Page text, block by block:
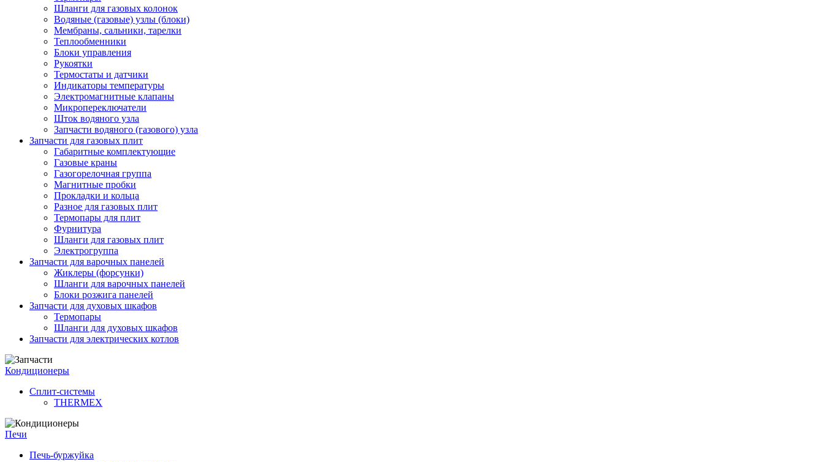
Шланги для газовых колонок
Водяные (газовые) узлы (блоки)
Мембраны, сальники, тарелки
Теплообменники
Блоки управления
Рукоятки
Термостаты и датчики
Индикаторы температуры
Электромагнитные клапаны
Микропереключатели
Шток водяного узла
Запчасти водяного (газового) узла
Запчасти для газовых плит
Габаритные комплектующие
Газовые краны
Газогорелочная группа
Магнитные пробки
Прокладки и кольца
Разное для газовых плит
Термопары для плит
Фурнитура
Шланги для газовых плит
Электрогруппа
Запчасти для варочных панелей
Жиклеры (форсунки)
Шланги для варочных панелей
Блоки розжига панелей
Запчасти для духовых шкафов
Термопары
Шланги для духовых шкафов
Запчасти для электрических котлов
Кондиционеры
Сплит-системы
THERMEX
Печи
Печь-буржуйка